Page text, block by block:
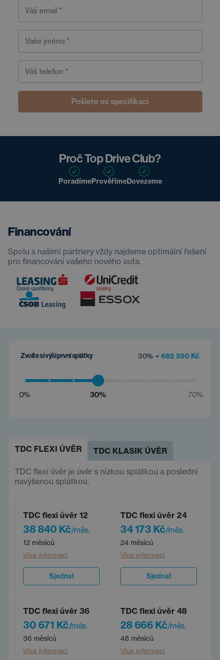
Váš email *
Vaše jméno *
Váš telefon *
Pošlete mi specifikaci
Proč Top Drive Club?
PoradímePrověřímeDovezeme
Financování
Spolu s našimi partnery vždy najdeme optimální řešení
pro financování vašeho nového auta.
Zvolte si výši první splátky 30% = 682 350 Kč
0% 30% 70%
TDC FLEXI ÚVĚR TDC KLASIK ÚVĚR
TDC flexi úvěr je úvěr s nízkou splátkou a poslední
navýšenou splátkou.
TDC flexi úvěr 12
38 840 Kč/měs.
12 měsíců
Více informací
Sjednat
TDC flexi úvěr 24
34 173 Kč/měs.
24 měsíců
Více informací
Sjednat
TDC flexi úvěr 36
30 671 Kč/měs.
36 měsíců
Více informací
TDC flexi úvěr 48
28 666 Kč/měs.
48 měsíců
Více informací